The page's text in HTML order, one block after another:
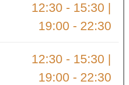
12:30 - 15:30 |
19:00 - 22:30
12:30 - 15:30 |
19:00 - 22:30